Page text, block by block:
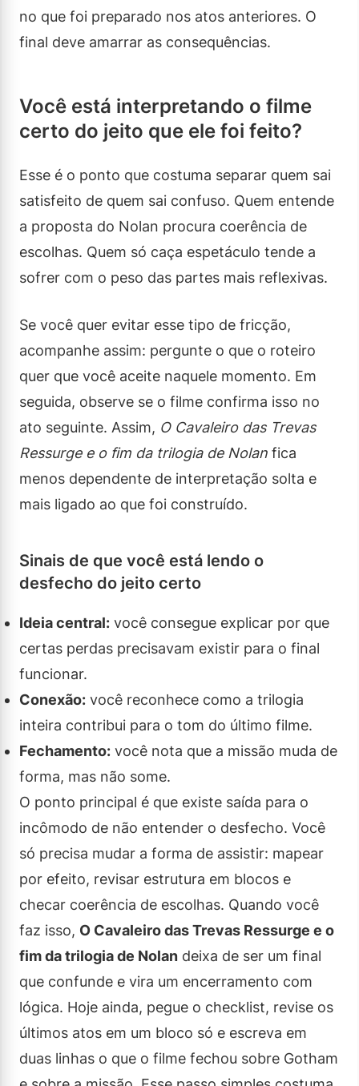
no que foi preparado nos atos anteriores. O
final deve amarrar as consequências.
Você está interpretando o filme
certo do jeito que ele foi feito?
Esse é o ponto que costuma separar quem sai
satisfeito de quem sai confuso. Quem entende
a proposta do Nolan procura coerência de
escolhas. Quem só caça espetáculo tende a
sofrer com o peso das partes mais reflexivas.
Se você quer evitar esse tipo de fricção,
acompanhe assim: pergunte o que o roteiro
quer que você aceite naquele momento. Em
seguida, observe se o filme confirma isso no
ato seguinte. Assim, O Cavaleiro das Trevas
Ressurge e o fim da trilogia de Nolan fica
menos dependente de interpretação solta e
mais ligado ao que foi construído.
Sinais de que você está lendo o
desfecho do jeito certo
Ideia central: você consegue explicar por que
certas perdas precisavam existir para o final
funcionar.
Conexão: você reconhece como a trilogia
inteira contribui para o tom do último filme.
Fechamento: você nota que a missão muda de
forma, mas não some.
O ponto principal é que existe saída para o
incômodo de não entender o desfecho. Você
só precisa mudar a forma de assistir: mapear
por efeito, revisar estrutura em blocos e
checar coerência de escolhas. Quando você
faz isso, O Cavaleiro das Trevas Ressurge e o
fim da trilogia de Nolan deixa de ser um final
que confunde e vira um encerramento com
lógica. Hoje ainda, pegue o checklist, revise os
últimos atos em um bloco só e escreva em
duas linhas o que o filme fechou sobre Gotham